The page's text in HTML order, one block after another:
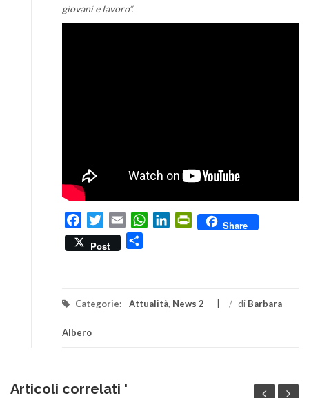
giovani e lavoro”.
FacebookTwitterEmail WhatsApp
LinkedInPrintFriendly
Share
Post
Categorie: Attualità, News 2 / di Barbara
Albero
Articoli correlati '